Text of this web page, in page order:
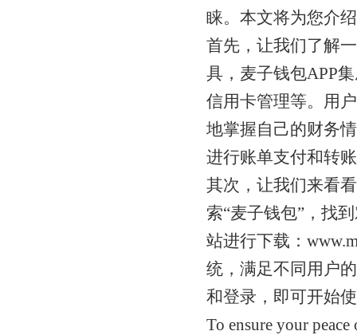
睐。本文将为您介
首先，让我们了解
具，麦子钱包APP
信用卡管理等。用
地掌握自己的财务
进行账单支付和转
其次，让我们来看
索“麦子钱包”，找
站进行下载：
统，满足不同用户
和登录，即可开始
To ensure your